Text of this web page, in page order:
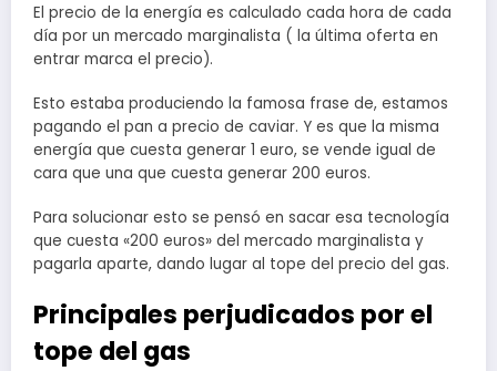
El precio de la energía es calculado cada hora de cada
día por un mercado marginalista ( la última oferta en
entrar marca el precio).
Esto estaba produciendo la famosa frase de, estamos
pagando el pan a precio de caviar. Y es que la misma
energía que cuesta generar 1 euro, se vende igual de
cara que una que cuesta generar 200 euros.
Para solucionar esto se pensó en sacar esa tecnología
que cuesta «200 euros» del mercado marginalista y
pagarla aparte, dando lugar al tope del precio del gas.
Principales perjudicados por el
tope del gas